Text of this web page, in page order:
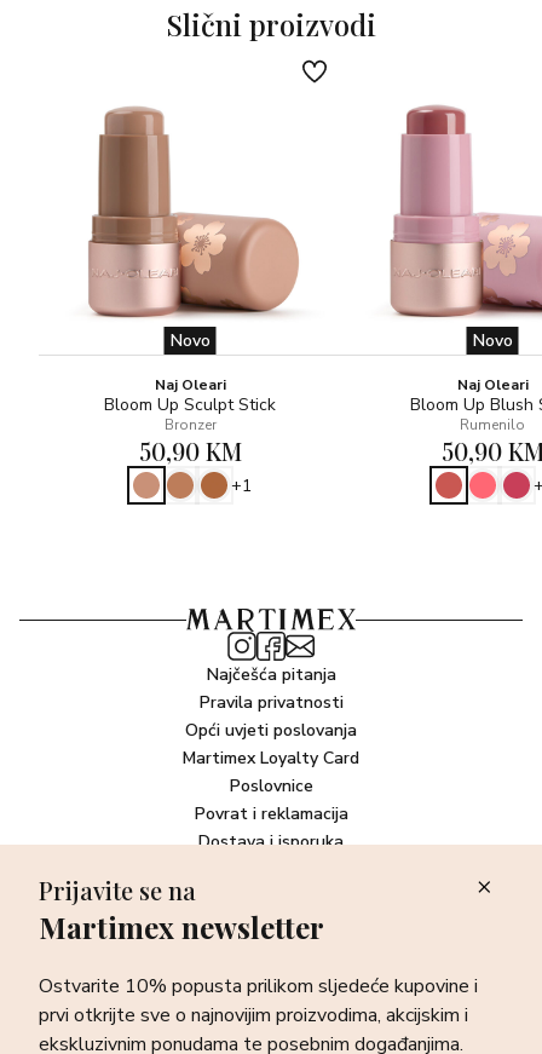
Jedna boja za sve tipove kože
Slični proizvodi
Novo
Naj Oleari
Bloom Up Sculpt Stick
Bronzer
50,90 KM
+1
Novo
Naj Oleari
Bloom Up Blush
Rumenilo
50,90
Najčešća pitanja
Pravila privatnosti
Opći uvjeti poslovanja
Martimex Loyalty Card
Poslovnice
Povrat i reklamacija
Dostava i isporuka
Newsletter
sve o najnovijim proizvodima, akcijskim i ekskluzivnim
ponudama te posebnim događanjima.
Prijava
Prijavite se na
Martimex newsletter
Ostvarite 10% popusta prilikom sljedeće kupovine i
prvi otkrijte sve o najnovijim proizvodima, akcijskim i
ekskluzivnim ponudama te posebnim događanjima.